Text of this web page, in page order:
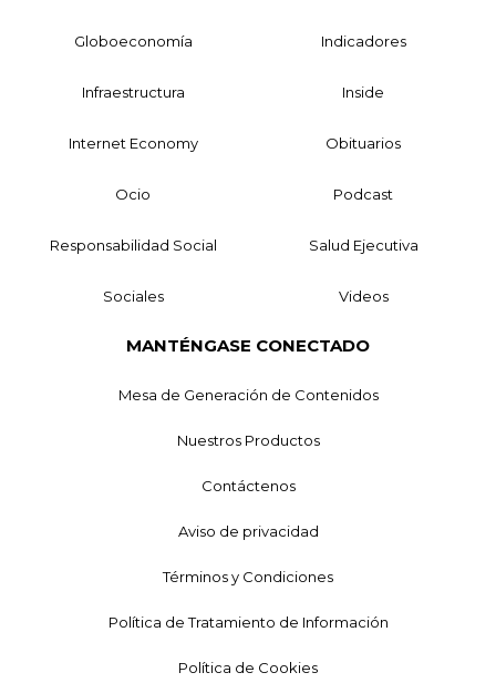
Globoeconomía Indicadores
Infraestructura Inside
Internet Economy Obituarios
Ocio Podcast
Responsabilidad Social Salud Ejecutiva
Sociales Videos
MANTÉNGASE CONECTADO
Mesa de Generación de Contenidos
Nuestros Productos
Contáctenos
Aviso de privacidad
Términos y Condiciones
Política de Tratamiento de Información
Política de Cookies